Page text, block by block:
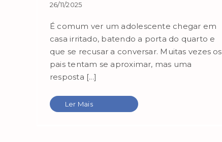
26/11/2025
É comum ver um adolescente chegar em
casa irritado, batendo a porta do quarto e
que se recusar a conversar. Muitas vezes os
pais tentam se aproximar, mas uma
resposta [...]
Ler Mais